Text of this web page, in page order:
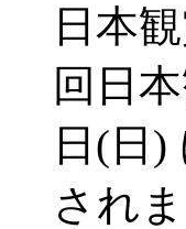
日本
回日
日(日
され